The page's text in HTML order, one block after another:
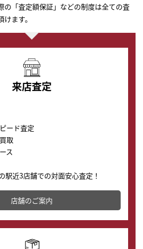
の「査定額保証」などの制度は全ての査
ます。
来店査定
ード査定
取
ス
駅近3店舗での対面安心査定！
します。渋谷本店では、時計販売の
、下取りに出してお得に新しい時計
店舗のご案内